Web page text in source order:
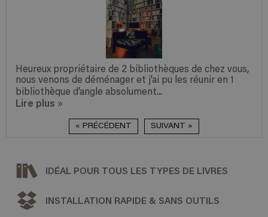
Heureux propriétaire de 2 bibliothèques de chez vous,
nous venons de déménager et j’ai pu les réunir en 1
bibliothèque d’angle absolument...
Lire plus »
« PRÉCÉDENT SUIVANT »
IDÉAL POUR TOUS LES TYPES DE LIVRES
INSTALLATION RAPIDE & SANS OUTILS